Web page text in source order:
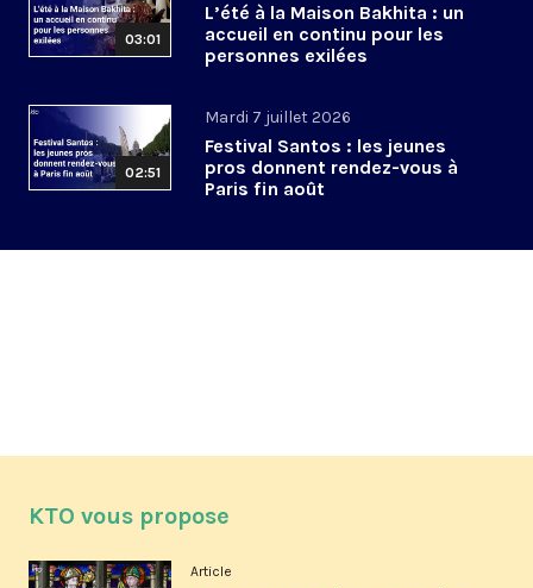
03:01
L’été à la Maison Bakhita : un
accueil en continu pour les
personnes exilées
02:51
Mardi 7 juillet 2026
Festival Santos : les jeunes
pros donnent rendez-vous à
Paris fin août
KTO vous propose
Article